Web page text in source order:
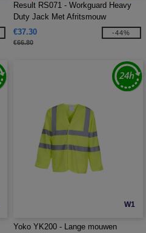
Result RS071 - Workguard Heavy
Duty Jack Met Afritsmouw
€37.30
€66.80
-44%
W1
Yoko YK200 - Lange mouwen